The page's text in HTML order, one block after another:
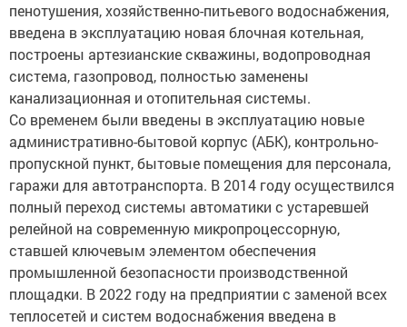
пенотушения, хозяйственно-питьевого водоснабжения,
введена в эксплуатацию новая блочная котельная,
построены артезианские скважины, водопроводная
система, газопровод, полностью заменены
канализационная и отопительная системы.
Со временем были введены в эксплуатацию новые
административно-бытовой корпус (АБК), контрольно-
пропускной пункт, бытовые помещения для персонала,
гаражи для автотранспорта. В 2014 году осуществился
полный переход системы автоматики с устаревшей
релейной на современную микропроцессорную,
ставшей ключевым элементом обеспечения
промышленной безопасности производственной
площадки. В 2022 году на предприятии с заменой всех
теплосетей и систем водоснабжения введена в